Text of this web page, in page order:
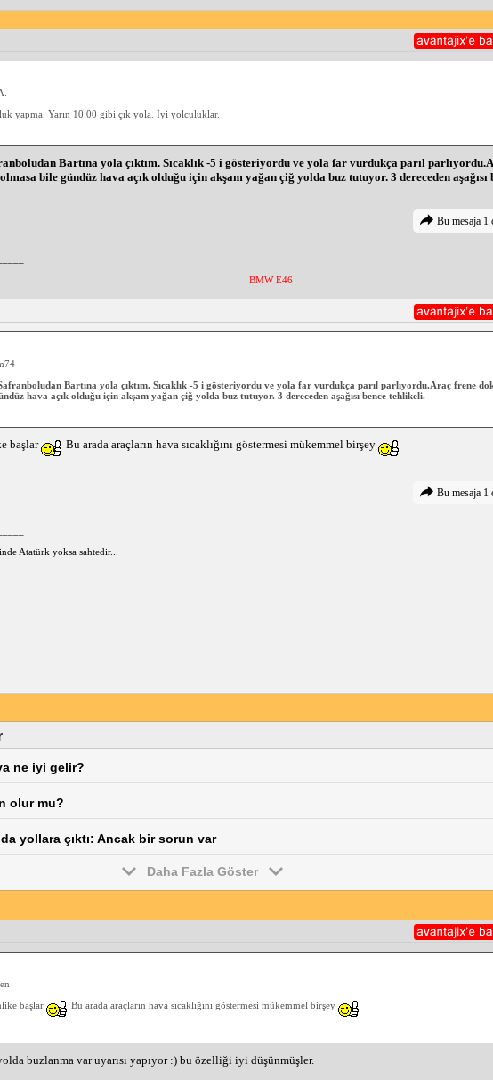
yapma. Yarın 10:00 gibi çık yola. İyi yolculuklar.
Bartına yola çıktım. Sıcaklık -5 i gösteriyordu ve yola far vurdukça parıl
bile gündüz hava açık olduğu için akşam yağan çiğ yolda buz tutuyor. 3 dereceden aşağısı
Bu mesaja 1
BMW E46
Bartına yola çıktım. Sıcaklık -5 i gösteriyordu ve yola far vurdukça parıl parlıyordu.Araç frene
hava açık olduğu için akşam yağan çiğ yolda buz tutuyor. 3 dereceden aşağısı bence tehlikeli.
başlar Bu arada araçların hava sıcaklığını göstermesi mükemmel birşey
Bu mesaja 1
Atatürk yoksa sahtedir...
ne iyi gelir?
olur mu?
yollara çıktı: Ancak bir sorun var
Daha Fazla Göster
başlar
Bu arada araçların hava sıcaklığını göstermesi mükemmel birşey
buzlanma var uyarısı yapıyor :) bu özelliği iyi düşünmüşler.